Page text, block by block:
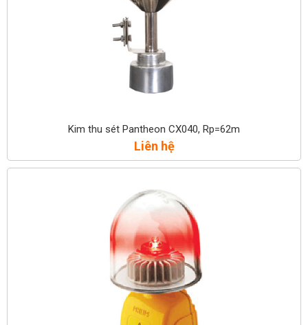
Kim thu sét Pantheon CX040, Rp=62m
Liên hệ